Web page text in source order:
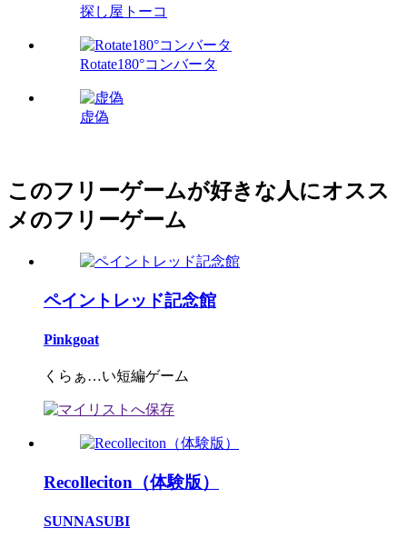
探し屋トーコ
Rotate180°コンバータ
虚偽
このフリーゲームが好きな人にオスス
メのフリーゲーム
ペイントレッド記念館
Pinkgoat
くらぁ…い短編ゲーム
Recolleciton（体験版）
SUNNASUBI